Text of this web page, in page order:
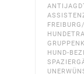
HUND-